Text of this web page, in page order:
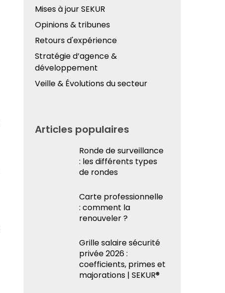
Mises à jour SEKUR
Opinions & tribunes
Retours d'expérience
Stratégie d’agence &
développement
Veille & Évolutions du secteur
Articles populaires
Ronde de surveillance
: les différents types
de rondes
Carte professionnelle
: comment la
renouveler ?
Grille salaire sécurité
privée 2026 :
coefficients, primes et
majorations | SEKUR®